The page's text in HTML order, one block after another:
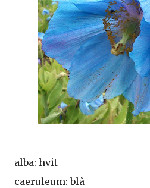
alba: hvit
caeruleum: blå